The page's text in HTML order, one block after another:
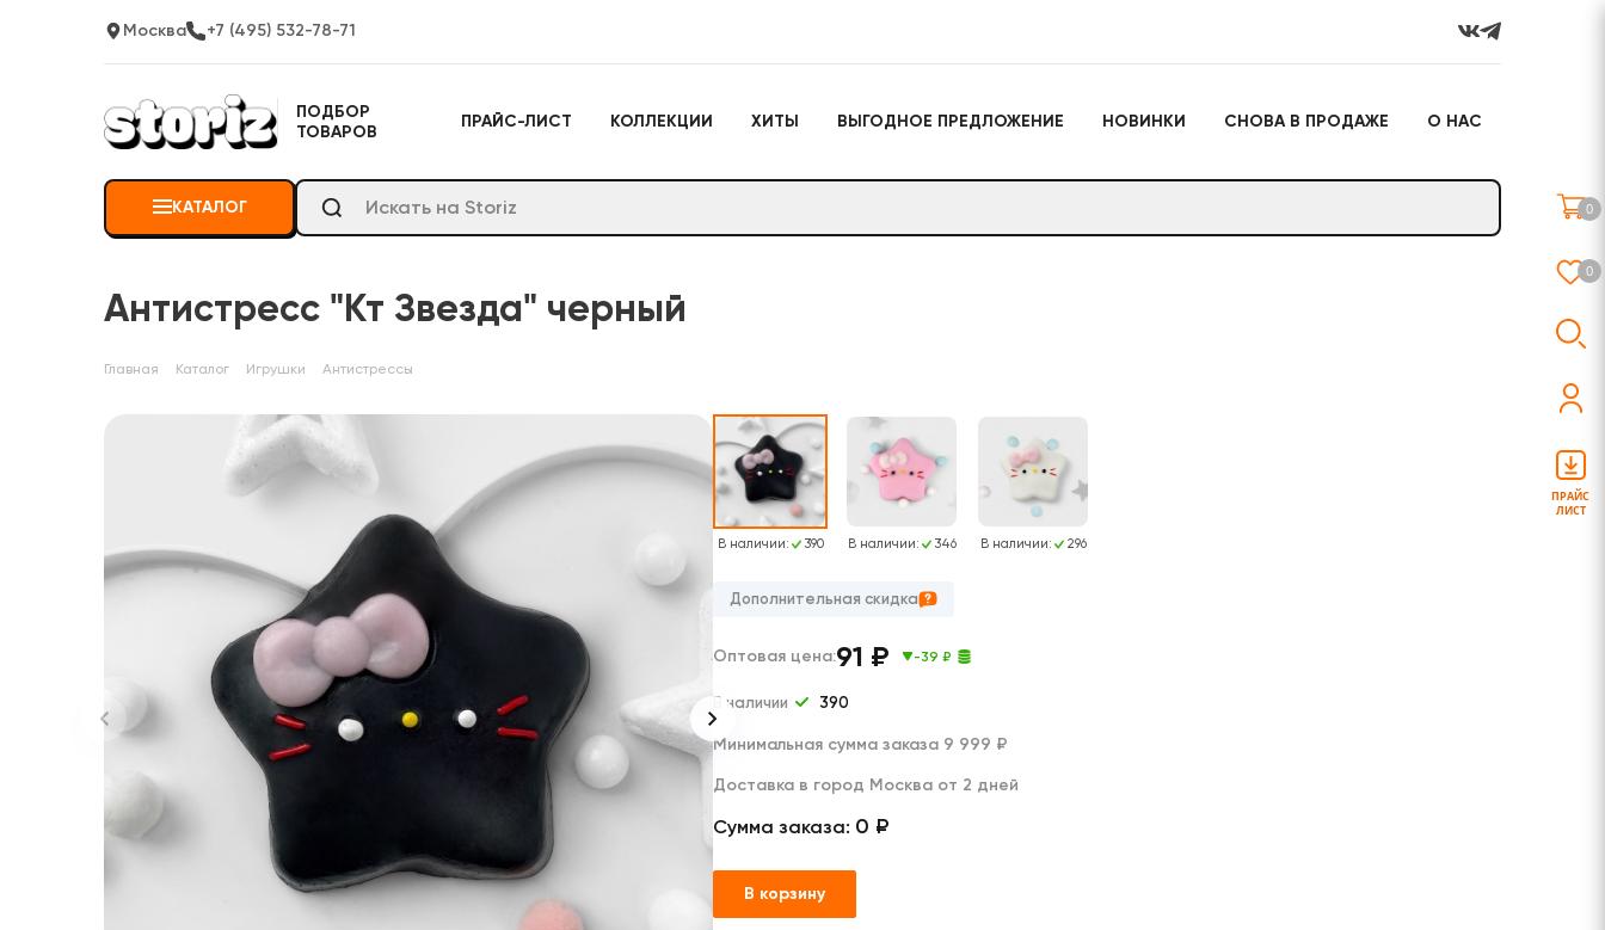
Москва +7 (495) 532-78-71
ПОДБОР
ТОВАРОВ
ПРАЙС-ЛИСТ КОЛЛЕКЦИИ ХИТЫ ВЫГОДНОЕ ПРЕДЛОЖЕНИЕ НОВИНКИ СНОВА В ПРОДАЖЕ О НАС
КАТАЛОГ
Антистрессы
Декоративные подушки
Игрушки для активного
отдыха
Конструкторы
Игрушки
Actiontoys
Антистрессы
Декоративные подушки
Игрушки для активного
Мягкие брелоки
Настольные игры
Подарочные наборы
Слайм
Антистресс "Кт Звезда" черный
Главная Каталог Игрушки Антистрессы
В наличии: 390 В наличии: 346 В наличии: 296
Дополнительная скидка
Оптовая цена:91 ₽ -39 ₽
В наличии 390
Минимальная сумма заказа 9 999 ₽
Доставка в город Москва от 2 дней
Сумма заказа: 0 ₽
В корзину
0
0
ПРАЙС
ЛИСТ